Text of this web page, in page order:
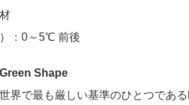
：0～5℃ 前後
Green Shape
世界で最も厳しい基準のひとつであ